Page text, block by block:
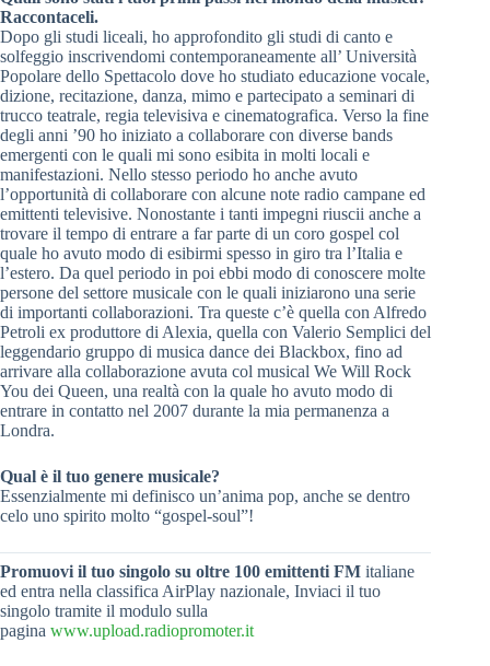
Raccontaceli.
Dopo gli studi liceali, ho approfondito gli studi di canto e
solfeggio inscrivendomi contemporaneamente all’ Università
Popolare dello Spettacolo dove ho studiato educazione vocale,
dizione, recitazione, danza, mimo e partecipato a seminari di
trucco teatrale, regia televisiva e cinematografica. Verso la fine
degli anni ’90 ho iniziato a collaborare con diverse bands
emergenti con le quali mi sono esibita in molti locali e
manifestazioni. Nello stesso periodo ho anche avuto
l’opportunità di collaborare con alcune note radio campane ed
emittenti televisive. Nonostante i tanti impegni riuscii anche a
trovare il tempo di entrare a far parte di un coro gospel col
quale ho avuto modo di esibirmi spesso in giro tra l’Italia e
l’estero. Da quel periodo in poi ebbi modo di conoscere molte
persone del settore musicale con le quali iniziarono una serie
di importanti collaborazioni. Tra queste c’è quella con Alfredo
Petroli ex produttore di Alexia, quella con Valerio Semplici del
leggendario gruppo di musica dance dei Blackbox, fino ad
arrivare alla collaborazione avuta col musical We Will Rock
You dei Queen, una realtà con la quale ho avuto modo di
entrare in contatto nel 2007 durante la mia permanenza a
Londra.
Qual è il tuo genere musicale?
Essenzialmente mi definisco un’anima pop, anche se dentro
celo uno spirito molto “gospel-soul”!
Promuovi il tuo singolo su oltre 100 emittenti FM italiane
ed entra nella classifica AirPlay nazionale, Inviaci il tuo
singolo tramite il modulo sulla
pagina www.upload.radiopromoter.it